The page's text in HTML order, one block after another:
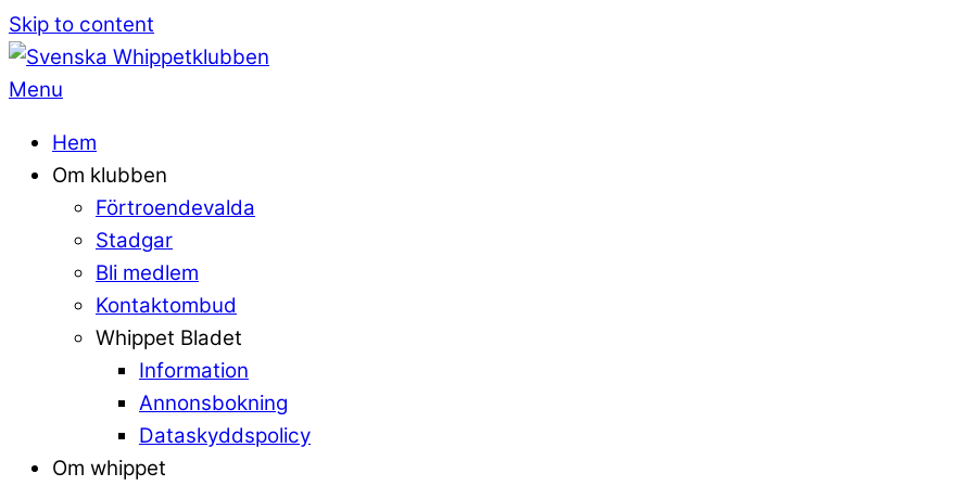
Skip to content
Menu
Hem
Om klubben
Förtroendevalda
Stadgar
Bli medlem
Kontaktombud
Whippet Bladet
Information
Annonsbokning
Dataskyddspolicy
Om whippet